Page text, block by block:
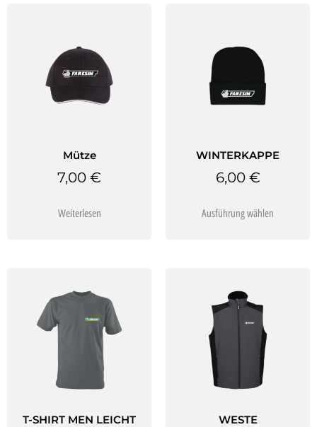
Mütze
7,00 €
Weiterlesen
WINTERKAPPE
6,00 €
Ausführung wählen
T-SHIRT MEN LEICHT WESTE